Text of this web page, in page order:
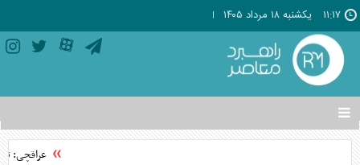
۱۱:۱۷ يکشنبه ۱۸ مرداد ۱۴۰۵
تغییر
وضعیت
منوی
عراقچی: توافق با